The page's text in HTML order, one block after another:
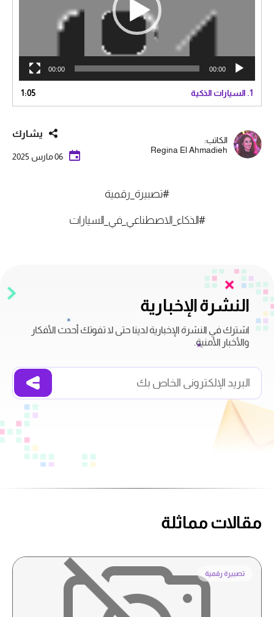
00:00
00:00
1. السيارات الذكية 1:05
الكاتب:
Regina El Ahmadieh
يشارك
06 مارس 2025
#تصبيرة_رقمية
#الذكاء_الاصطناعي_في_السيارات
النشرة الإخبارية
اشترك في النشرة الإخبارية لدينا حتى لا تفوتك أحدث الأفكار
والأخبار الأمنية.
مقالات مماثلة
تصبيرة رقمية